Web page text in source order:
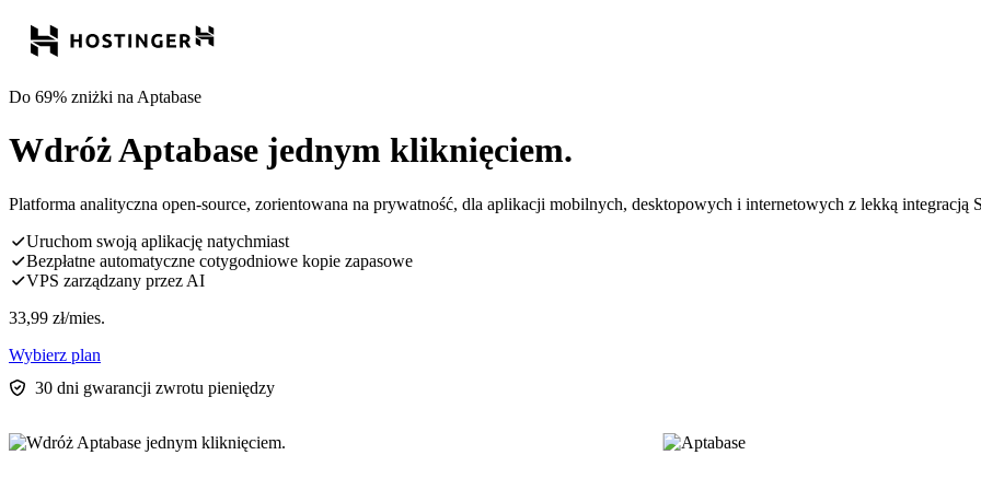
Do 69% zniżki na Aptabase
Wdróż Aptabase jednym kliknięciem.
Platforma analityczna open-source, zorientowana na prywatność, dla aplikacji mobilnych, desktopowych i internetowych z lekką integracją
Uruchom swoją aplikację natychmiast
Bezpłatne automatyczne cotygodniowe kopie zapasowe
VPS zarządzany przez AI
33,99 zł/mies.
Wybierz plan
30 dni gwarancji zwrotu pieniędzy